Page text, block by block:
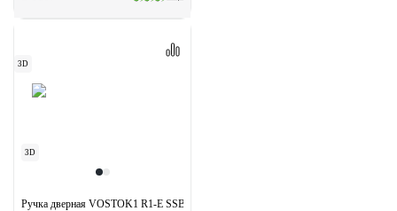
3D
3D
Ручка дверная VOSTOK1 R1-E SSB на круглой розетке